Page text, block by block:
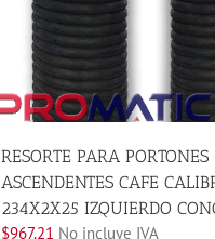
RESORTE PARA PORTONES
ASCENDENTES CAFE
234X2X25 IZQUIERDO
$967.21 No incluye IVA